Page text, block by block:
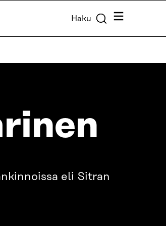
Haku Valikko
eli Sitran